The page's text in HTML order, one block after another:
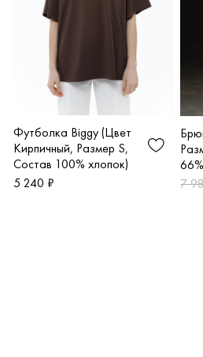
Футболка Biggy (Цвет
Кирпичный, Размер S,
Состав 100% хлопок)
5 240 ₽
7